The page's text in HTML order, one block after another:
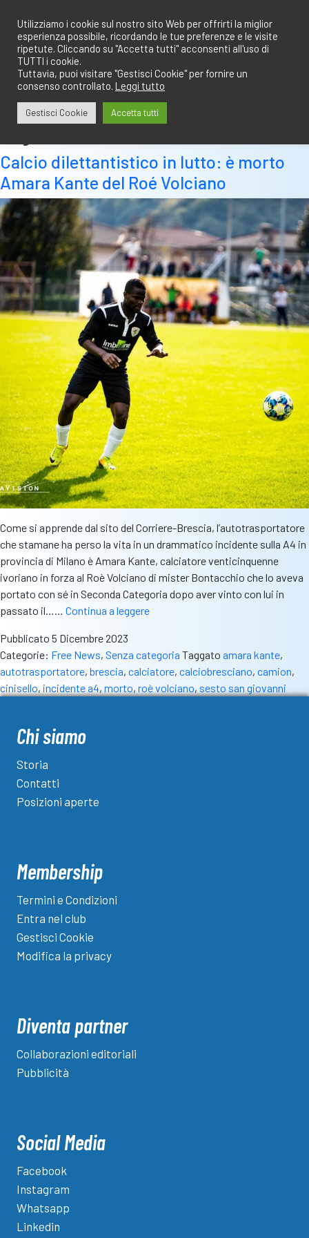
contenuto
Calcio dilettantistico in lutto: è morto
Amara Kante del Roé Volciano
Come si apprende dal sito del Corriere-Brescia, l’autotrasportatore
che stamane ha perso la vita in un drammatico incidente sulla A4 in
provincia di Milano è Amara Kante, calciatore venticinquenne
ivoriano in forza al Roè Volciano di mister Bontacchio che lo aveva
portato con sé in Seconda Categoria dopo aver vinto con lui in
passato il…… Continua a leggereCalcio
lutto:
è
morto
Pubblicato 5 Dicembre 2023
Categorie: Free News, Senza categoria Taggato amara kante,
autotrasportatore, brescia, calciatore, calciobresciano, camion,
cinisello, incidente a4, morto, roè volciano, sesto san giovanni
Chi siamo
Storia
Contatti
Posizioni aperte
Membership
Termini e Condizioni
Entra nel club
Gestisci Cookie
Modifica la privacy
Diventa partner
Collaborazioni editoriali
Pubblicità
Social Media
Facebook
Instagram
Whatsapp
Linkedin
Utilizziamo i cookie sul nostro sito Web per offrirti la miglior
esperienza possibile, ricordando le tue preferenze e le visite
ripetute. Cliccando su "Accetta tutti" acconsenti all'uso di
TUTTI i cookie.
Tuttavia, puoi visitare "Gestisci Cookie" per fornire un
consenso controllato. Leggi tutto
Gestisci Cookie Accetta tutti